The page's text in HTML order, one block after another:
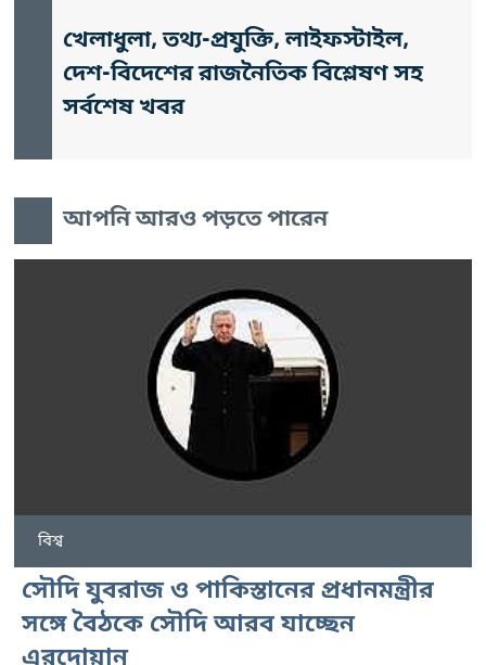
খেলাধুলা, তথ্য-প্রযুক্তি, লাইফস্টাইল,
দেশ-বিদেশের রাজনৈতিক বিশ্লেষণ সহ
সর্বশেষ খবর
আপনি আরও পড়তে পারেন
বিশ্ব
সৌদি যুবরাজ ও পাকিস্তানের প্রধানমন্ত্রীর
সঙ্গে বৈঠকে সৌদি আরব যাচ্ছেন
এরদোয়ান